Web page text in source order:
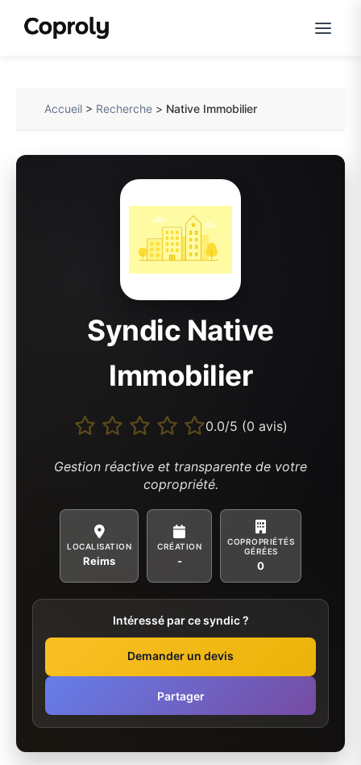
Accueil > Recherche > Native Immobilier
Syndic Native
Immobilier
0.0/5 (0 avis)
Gestion réactive et transparente de votre
copropriété.
LOCALISATION
Reims
CRÉATION
-
COPROPRIÉTÉS
GÉRÉES
0
Intéressé par ce syndic ?
Demander un devis
Partager